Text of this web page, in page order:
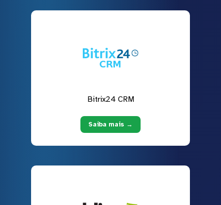
Bitrix24 CRM
Saiba mais →